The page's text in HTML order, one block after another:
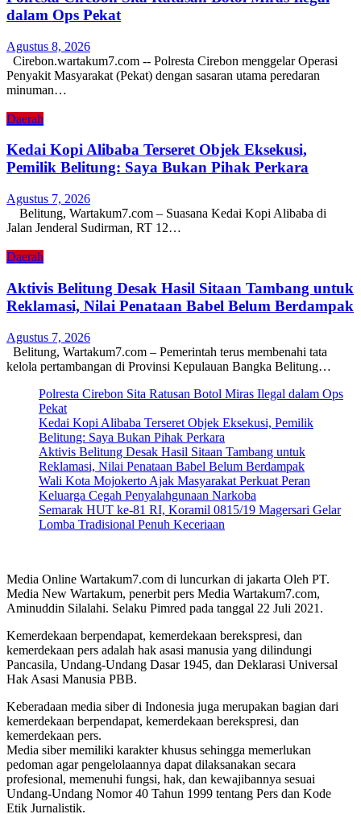
dalam Ops Pekat
Agustus 8, 2026
Cirebon.wartakum7.com -- Polresta Cirebon menggelar Operasi
Penyakit Masyarakat (Pekat) dengan sasaran utama peredaran
minuman…
Daerah
Kedai Kopi Alibaba Terseret Objek Eksekusi,
Pemilik Belitung: Saya Bukan Pihak Perkara
Agustus 7, 2026
Belitung, Wartakum7.com – Suasana Kedai Kopi Alibaba di
Jalan Jenderal Sudirman, RT 12…
Daerah
Aktivis Belitung Desak Hasil Sitaan Tambang untuk
Reklamasi, Nilai Penataan Babel Belum Berdampak
Agustus 7, 2026
Belitung, Wartakum7.com – Pemerintah terus membenahi tata
kelola pertambangan di Provinsi Kepulauan Bangka Belitung…
Polresta Cirebon Sita Ratusan Botol Miras Ilegal dalam Ops
Pekat
Kedai Kopi Alibaba Terseret Objek Eksekusi, Pemilik
Belitung: Saya Bukan Pihak Perkara
Aktivis Belitung Desak Hasil Sitaan Tambang untuk
Reklamasi, Nilai Penataan Babel Belum Berdampak
Wali Kota Mojokerto Ajak Masyarakat Perkuat Peran
Keluarga Cegah Penyalahgunaan Narkoba
Semarak HUT ke-81 RI, Koramil 0815/19 Magersari Gelar
Lomba Tradisional Penuh Keceriaan
Media Online Wartakum7.com di luncurkan di jakarta Oleh PT.
Media New Wartakum, penerbit pers Media Wartakum7.com,
Aminuddin Silalahi. Selaku Pimred pada tanggal 22 Juli 2021.
Kemerdekaan berpendapat, kemerdekaan berekspresi, dan
kemerdekaan pers adalah hak asasi manusia yang dilindungi
Pancasila, Undang-Undang Dasar 1945, dan Deklarasi Universal
Hak Asasi Manusia PBB.
Keberadaan media siber di Indonesia juga merupakan bagian dari
kemerdekaan berpendapat, kemerdekaan berekspresi, dan
kemerdekaan pers.
Media siber memiliki karakter khusus sehingga memerlukan
pedoman agar pengelolaannya dapat dilaksanakan secara
profesional, memenuhi fungsi, hak, dan kewajibannya sesuai
Undang-Undang Nomor 40 Tahun 1999 tentang Pers dan Kode
Etik Jurnalistik.